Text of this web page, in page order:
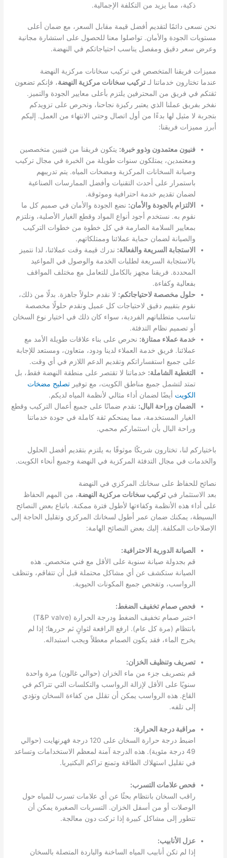
ذكية، مما يزيد من التكلفة الإجمالية.
نحن نسعى دائمًا لتقديم أفضل قيمة مقابل السعر، مع ضمان أعلى
مستويات الجودة والأمان. تواصلوا معنا للحصول على استشارة مجانية
وعرض سعر دقيق ومفصل يناسب احتياجاتكم في النهضة.
مميزات فريقنا المتخصص في تركيب سخانات مركزية النهضة
عندما تختارون خدماتنا لـتركيب سخانات مركزية النهضة، فإنكم تضعون
ثقتكم في فريق من المحترفين يلتزم بأعلى معايير الجودة والتميز.
نفخر بفريق عملنا الذي يعتبر ركيزة نجاحنا، ونحرص على تزويدكم
بتجربة لا مثيل لها بدءًا من أول اتصال وحتى الانتهاء من العمل. إليكم
أبرز مميزات فريقنا:
فنيون معتمدون وذوو خبرة: يتكون فريقنا من فنيين متخصصين
ومعتمدين، يمتلكون سنوات طويلة من الخبرة في مجال تركيب
وصيانة السخانات المركزية ومضخات المياه. يتم تدريبهم
باستمرار على أحدث التقنيات وأفضل الممارسات الصناعية
لضمان تقديم خدمة احترافية وموثوقة.
الالتزام بالجودة والأمان: نضع الجودة والأمان في صميم كل ما
نقوم به. نستخدم أجود أنواع المواد وقطع الغيار الأصلية، ونلتزم
بمعايير السلامة الصارمة في كل خطوة من خطوات التركيب
والصيانة لضمان حماية عملائنا وممتلكاتهم.
الاستجابة السريعة والفعالة: ندرك قيمة وقت عملائنا، لذا نتميز
بالاستجابة السريعة لطلبات الخدمة والوصول في المواعيد
المحددة. فريقنا مجهز بالكامل للتعامل مع مختلف المواقف
بفعالية وكفاءة.
حلول مخصصة لاحتياجاتكم: لا نقدم حلولاً جاهزة. بدلًا من ذلك،
نقوم بتقييم دقيق لاحتياجات كل عميل ونقدم حلولًا مخصصة
تناسب متطلباتهم الفردية، سواء كان ذلك في اختيار نوع السخان
أو تصميم نظام التدفئة.
خدمة عملاء ممتازة: نحرص على بناء علاقات طويلة الأمد مع
عملائنا. فريق خدمة العملاء لدينا ودود، متعاون، ومستعد للإجابة
على جميع استفساراتكم وتقديم الدعم اللازم في أي وقت.
التغطية الشاملة: خدماتنا لا تقتصر على منطقة النهضة فقط، بل
تمتد لتشمل جميع مناطق الكويت، مع توفيرتصليح مضخات
الكويت أيضًا لضمان أداء مثالي لأنظمة المياه لديكم.
الضمان وراحة البال: نقدم ضمانًا على جميع أعمال التركيب وقطع
الغيار المستخدمة، مما يمنحكم ثقة كاملة في جودة خدماتنا
وراحة البال بأن استثماركم محمي.
باختياركم لنا، تختارون شريكًا موثوقًا به يلتزم بتقديم أفضل الحلول
والخدمات في مجال التدفئة المركزية في النهضة وجميع أنحاء الكويت.
نصائح للحفاظ على سخانك المركزي في النهضة
بعد الاستثمار فيتركيب سخانات مركزية النهضة، من المهم الحفاظ
على أداء هذه الأنظمة وكفاءتها لأطول فترة ممكنة. باتباع بعض النصائح
البسيطة، يمكنك ضمان عمر أطول لسخانك المركزي وتقليل الحاجة إلى
الإصلاحات المكلفة. إليك بعض النصائح الهامة:
الصيانة الدورية الاحترافية:
قم بجدولة صيانة سنوية على الأقل مع فني متخصص. هذه
الصيانة ستكشف عن أي مشاكل محتملة قبل أن تتفاقم، وتنظف
الرواسب، وتفحص جميع المكونات الحيوية.
فحص صمام تخفيف الضغط:
اختبر صمام تخفيف الضغط ودرجة الحرارة (T&P valve)
بانتظام (مرة كل عام). ارفع الرافعة لثوانٍ ثم حررها؛ إذا لم
يخرج الماء، فقد يكون الصمام معطلاً ويجب استبداله.
تصريف وتنظيف الخزان:
قم بتصريف جزء من ماء الخزان (حوالي غالون) مرة واحدة
سنويًا على الأقل لإزالة الرواسب والتكلسات التي تتراكم في
القاع. هذه الرواسب يمكن أن تقلل من كفاءة السخان وتؤدي
إلى تلفه.
مراقبة درجة الحرارة:
اضبط درجة حرارة السخان على 120 درجة فهرنهايت (حوالي
49 درجة مئوية). هذه الدرجة آمنة لمعظم الاستخدامات وتساعد
في تقليل استهلاك الطاقة وتمنع تراكم البكتيريا.
فحص علامات التسرب:
راقب السخان بانتظام بحثًا عن أي علامات تسرب للمياه حول
الوصلات أو من أسفل الخزان. التسربات الصغيرة يمكن أن
تتطور إلى مشاكل كبيرة إذا تركت دون معالجة.
عزل الأنابيب:
إذا لم تكن أنابيب المياه الساخنة والباردة المتصلة بالسخان